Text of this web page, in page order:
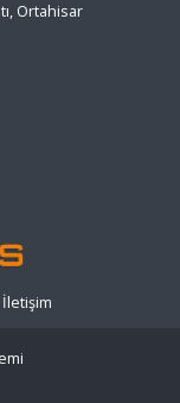
Ortahisar
İletişim